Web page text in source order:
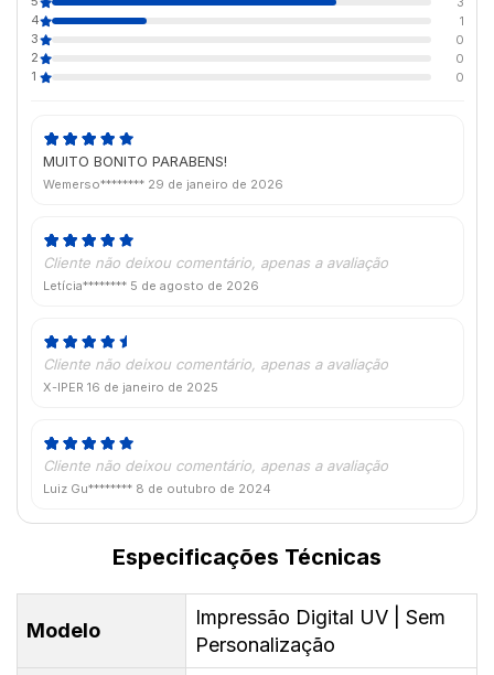
4
1
3
0
2
0
1
0
MUITO BONITO PARABENS!
Wemerso******** 29 de janeiro de 2026
Cliente não deixou comentário, apenas a avaliação
Letícia******** 5 de agosto de 2026
Cliente não deixou comentário, apenas a avaliação
X-IPER 16 de janeiro de 2025
Cliente não deixou comentário, apenas a avaliação
Luiz Gu******** 8 de outubro de 2024
Especificações Técnicas
Modelo
Impressão Digital UV | Sem
Personalização